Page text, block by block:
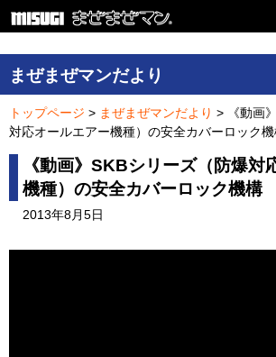
まぜまぜマンだより
トップページ > まぜまぜマンだより > 《動画
対応オールエアー機種）の安全カバーロック
《動画》SKBシリーズ（防爆対
機種）の安全カバーロック機構
2013年8月5日